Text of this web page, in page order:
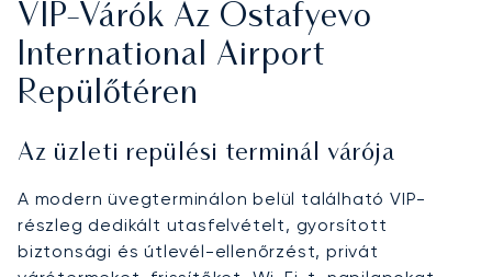
VIP-Várók Az Ostafyevo
International Airport
Repülőtéren
Az üzleti repülési terminál várója
A modern üvegterminálon belül található VIP-
részleg dedikált utasfelvételt, gyorsított
biztonsági és útlevél-ellenőrzést, privát